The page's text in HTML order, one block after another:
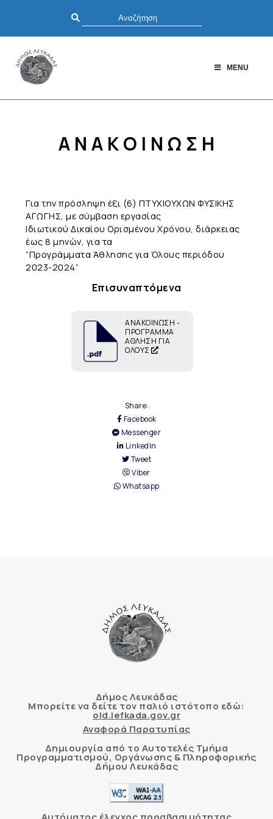
MENU
Α Ν Α Κ Ο Ι Ν Ω Σ Η
Για την πρόσληψη έξι (6) ΠΤΥΧΙΟΥΧΩΝ ΦΥΣΙΚΗΣ
ΑΓΩΓΗΣ, με σύμβαση εργασίας
Ιδιωτικού Δικαίου Ορισμένου Χρόνου, διάρκειας
έως 8 μηνών, για τα
“Προγράμματα Άθλησης για Όλους περιόδου
2023-2024”
Επισυναπτόμενα
ΑΝΑΚΟΙΝΩΣΗ -
ΠΡΟΓΡΑΜΜΑ
ΑΘΛΗΣΗ ΓΙΑ
ΟΛΟΥΣ
Share:
Facebook
Messenger
LinkedIn
Tweet
Viber
Whatsapp
Δήμος Λευκάδας
Μπορείτε να δείτε τον παλιό ιστότοπο εδώ:
old.lefkada.gov.gr
Αναφορά Παρατυπίας
Δημιουργία από το Αυτοτελές Τμήμα
Προγραμματισμού, Οργάνωσης & Πληροφορικής
Δήμου Λευκάδας